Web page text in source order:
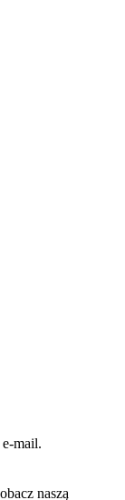
mail.
naszą